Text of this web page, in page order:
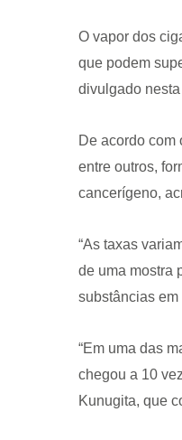
O vapor dos
que podem
divulgado
De acordo com
entre outros,
cancerígeno,
“As taxas
de uma mostra
substâncias
“Em uma das
chegou a 10
Kunugita, que